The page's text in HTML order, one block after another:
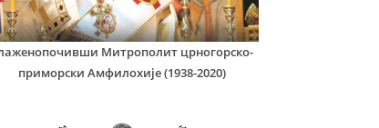
Митрополит црногорско-
приморски Амфилохије (1938-2020)